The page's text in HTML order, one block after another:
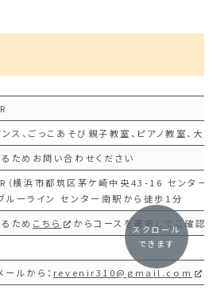
ンス、ごっこあそび親子教室、ピアノ教室、大
ためお問い合わせください
横浜市都筑区茅ケ崎中央43-16 センター南
ルーライン センター南駅から徒歩1分
ため こちら
からコースを選択してご確認く
ルから： revenir310@gmail.com
スクロール
できます